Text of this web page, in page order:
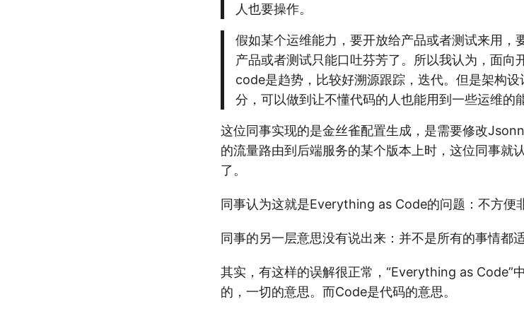
人也要操作。
假如某个运维能力，要开放给产品或者测试来用
产品或者测试只能口吐芬芳了。所以我认为，面
code是趋势，比较好溯源跟踪，迭代。但是架构
分，可以做到让不懂代码的人也能用到一些运维的
这位同事实现的是金丝雀配置生成，是需要修改
的流量路由到后端服务的某个版本上时，这位同事就
了。
同事认为这就是Everything as Code的问题：不方便
同事的另一层意思没有说出来：并不是所有的事情都
其实，有这样的误解很正常，“Everything as Code”
的，一切的意思。而Code是代码的意思。